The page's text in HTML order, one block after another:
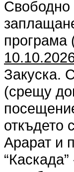
програма
Закуска.
(срещу
откъдето
Арарат и